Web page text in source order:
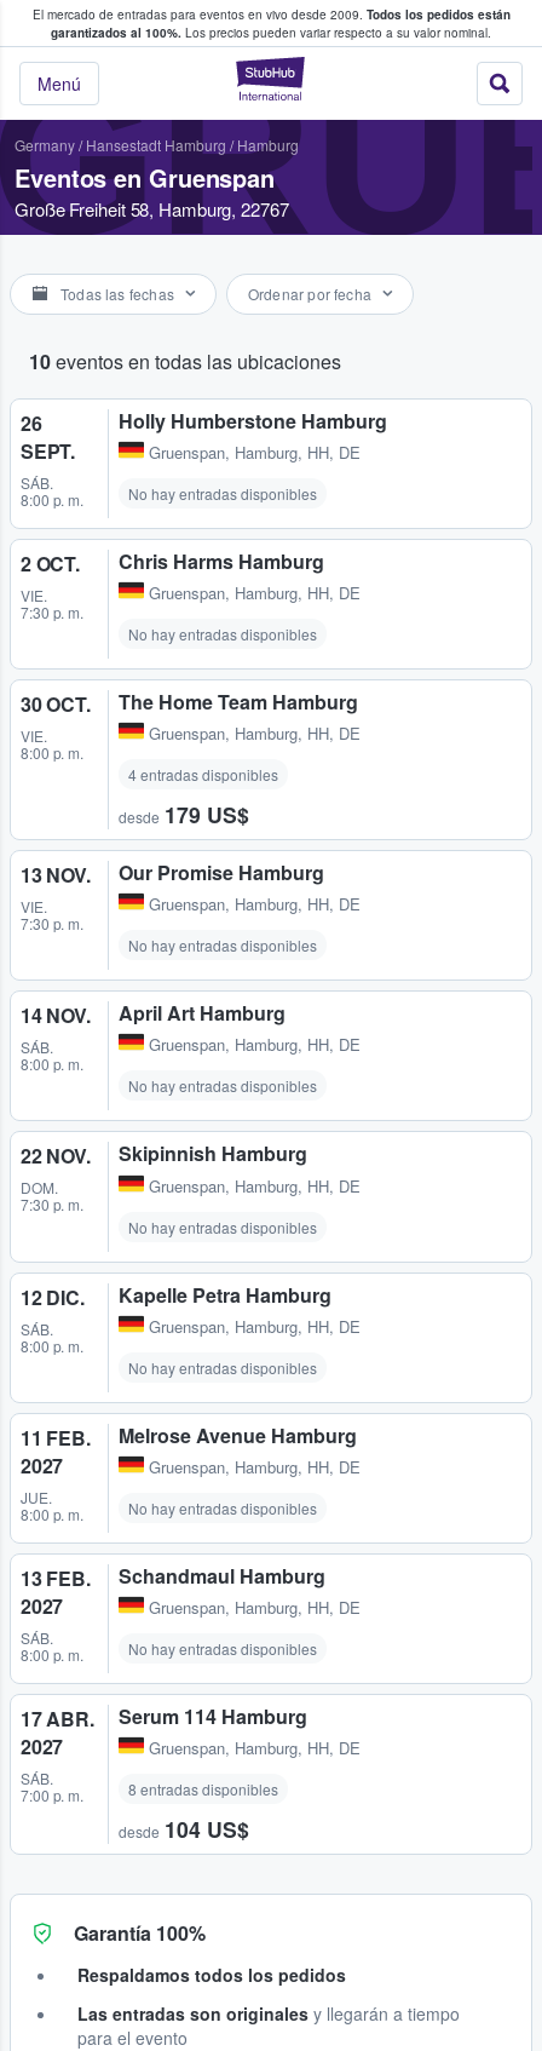
El mercado de entradas para eventos en vivo desde 2009. Todos los pedidos están
garantizados al 100%. Los precios pueden variar respecto a su valor nominal.
StubHub:
Menú
y venta de entradas entre fans
Germany/ Hansestadt Hamburg / Hamburg
Eventos en Gruenspan
Große Freiheit 58, Hamburg, 22767
Todas las fechas Ordenar por fecha
10eventos en todas las ubicaciones
26
SEPT.
SÁB.
8:00 p. m.
Holly Humberstone Hamburg
Gruenspan, Hamburg, HH, DE
No hay entradas disponibles
2 OCT.
VIE.
7:30 p. m.
Chris Harms Hamburg
Gruenspan, Hamburg, HH, DE
No hay entradas disponibles
30 OCT.
VIE.
8:00 p. m.
The Home Team Hamburg
Gruenspan, Hamburg, HH, DE
4 entradas disponibles
desde 179 US$
13 NOV.
VIE.
7:30 p. m.
Our Promise Hamburg
Gruenspan, Hamburg, HH, DE
No hay entradas disponibles
14 NOV.
SÁB.
8:00 p. m.
April Art Hamburg
Gruenspan, Hamburg, HH, DE
No hay entradas disponibles
22 NOV.
DOM.
7:30 p. m.
Skipinnish Hamburg
Gruenspan, Hamburg, HH, DE
No hay entradas disponibles
12 DIC.
SÁB.
8:00 p. m.
Kapelle Petra Hamburg
Gruenspan, Hamburg, HH, DE
No hay entradas disponibles
11 FEB.
2027
JUE.
8:00 p. m.
Melrose Avenue Hamburg
Gruenspan, Hamburg, HH, DE
No hay entradas disponibles
13 FEB.
2027
SÁB.
8:00 p. m.
Schandmaul Hamburg
Gruenspan, Hamburg, HH, DE
No hay entradas disponibles
17 ABR.
2027
SÁB.
7:00 p. m.
Serum 114 Hamburg
Gruenspan, Hamburg, HH, DE
8 entradas disponibles
desde 104 US$
Garantía 100%
Respaldamos todos los pedidos
Las entradas son originales y llegarán a tiempo
para el evento